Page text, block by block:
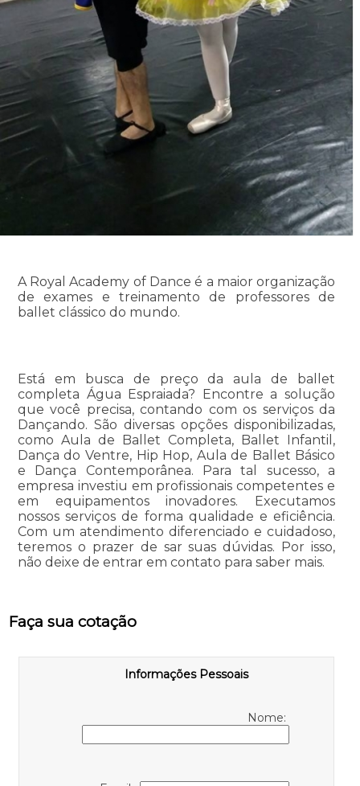
A Royal Academy of Dance é a maior organização
de exames e treinamento de professores de
ballet clássico do mundo.
Está em busca de preço da aula de ballet
completa Água Espraiada? Encontre a solução
que você precisa, contando com os serviços da
Dançando. São diversas opções disponibilizadas,
como Aula de Ballet Completa, Ballet Infantil,
Dança do Ventre, Hip Hop, Aula de Ballet Básico
e Dança Contemporânea. Para tal sucesso, a
empresa investiu em profissionais competentes e
em equipamentos inovadores. Executamos
nossos serviços de forma qualidade e eficiência.
Com um atendimento diferenciado e cuidadoso,
teremos o prazer de sar suas dúvidas. Por isso,
não deixe de entrar em contato para saber mais.
Faça sua cotação
Informações Pessoais
Nome: